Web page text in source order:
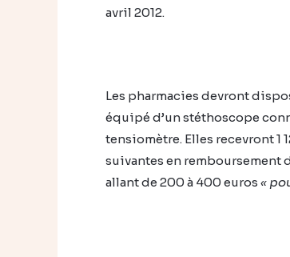
avril 2012.
Les pharmacies devront
équipé d’un stéthoscope
tensiomètre. Elles recevront 1
suivantes en remboursement
allant de 200 à 400 euros «